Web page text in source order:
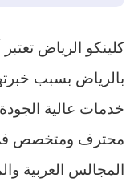
كلينكو الرياض
بالرياض بسبب
خدمات عالية
محترف ومتخصص في
المجالس العربية